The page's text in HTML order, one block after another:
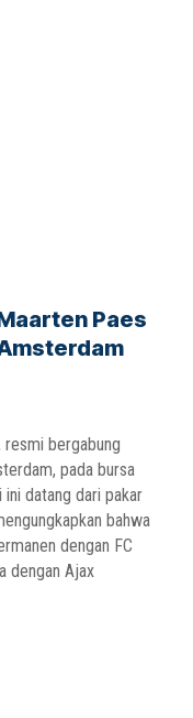
Paes
resmi bergabung
pada bursa
datang dari pakar
bahwa
dengan FC
dengan Ajax